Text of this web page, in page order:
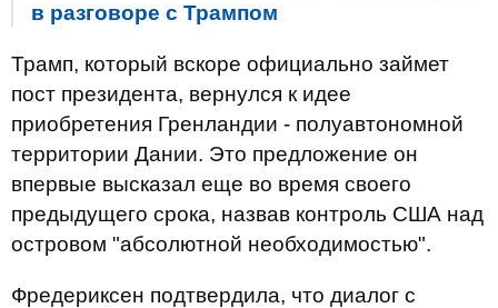
в разговоре с Трампом
Трамп, который вскоре официально займет
пост президента, вернулся к идее
приобретения Гренландии - полуавтономной
территории Дании. Это предложение он
впервые высказал еще во время своего
предыдущего срока, назвав контроль США над
островом "абсолютной необходимостью".
Фредериксен подтвердила, что диалог с